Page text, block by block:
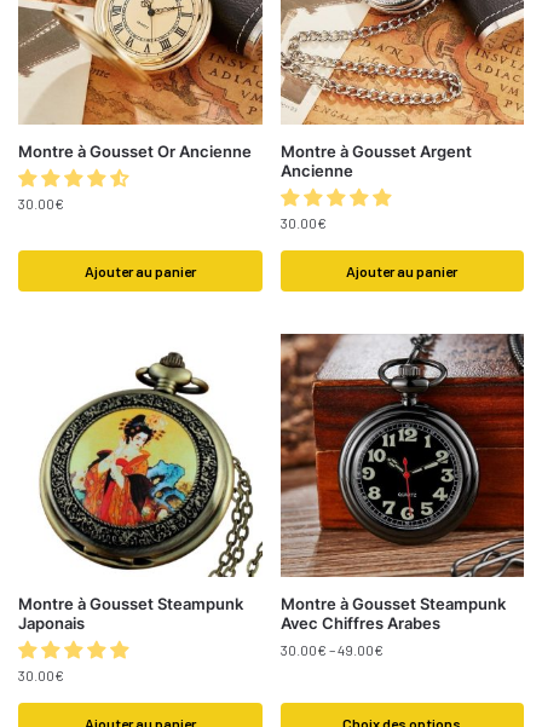
Montre à Gousset Or Ancienne
30.00€
Ajouter au panier
Montre à Gousset Argent
Ancienne
30.00€
Ajouter au panier
Montre à Gousset Steampunk
Japonais
30.00€
Ajouter au panier
Montre à Gousset Steampunk
Avec Chiffres Arabes
30.00€ –49.00€
Choix des options